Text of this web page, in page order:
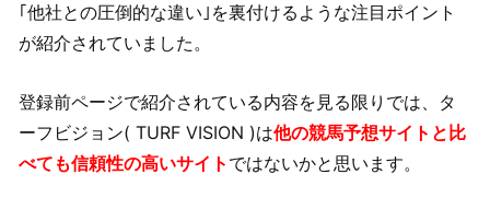
｢他社との圧倒的な違い｣を裏付けるような注目ポイント
が紹介されていました。
登録前ページで紹介されている内容を見る限りでは、タ
ーフビジョン( TURF VISION )は他の競馬予想サイトと比
べても信頼性の高いサイト ではないかと思います。